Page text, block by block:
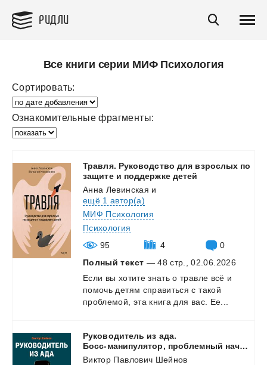
РИДЛИ
Все книги серии МИФ Психология
Сортировать:
Ознакомительные фрагменты:
Травля. Руководство для взрослых по
защите и поддержке детей
Анна Левинская и
ещё 1 автор(а)
МИФ Психология
Психология
95
4
0
Полный текст — 48 стр., 02.06.2026
Если вы хотите знать о травле всё и
помочь детям справиться с такой
проблемой,
эта книга для вас. Ее...
Руководитель из ада.
Босс-манипулятор, проблемный начальник, директор, от которого ты устал… и как выстроить между вами границы
Виктор Павлович Шейнов